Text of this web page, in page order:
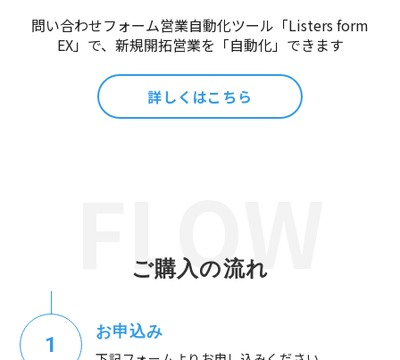
問い合わせフォーム営業自動化ツール「Listers form
EX」で、新規開拓営業を「自動化」できます
詳しくはこちら
ご購入の流れ
お申込み